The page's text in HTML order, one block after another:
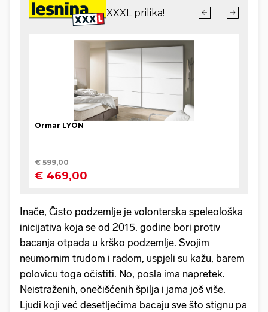
Inače, Čisto podzemlje je volonterska speleološka
inicijativa koja se od 2015. godine bori protiv
bacanja otpada u krško podzemlje. Svojim
neumornim trudom i radom, uspjeli su kažu, barem
polovicu toga očistiti. No, posla ima napretek.
Neistraženih, onečišćenih špilja i jama još više.
Ljudi koji već desetljećima bacaju sve što stignu pa